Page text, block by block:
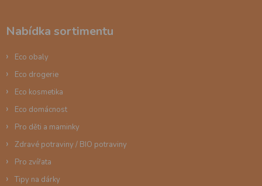
Nabídka sortimentu
Eco obaly
Eco drogerie
Eco kosmetika
Eco domácnost
Pro děti a maminky
Zdravé potraviny / BIO potraviny
Pro zvířata
Tipy na dárky